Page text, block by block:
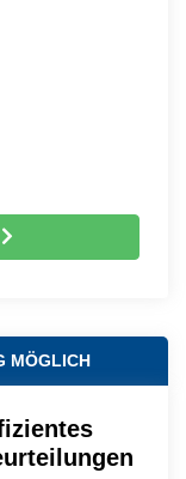
MÖGLICH